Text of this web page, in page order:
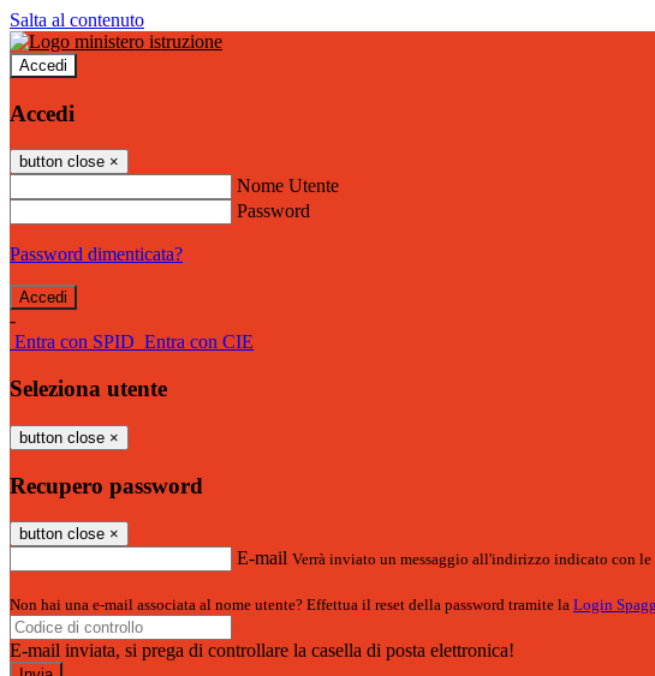
Salta al contenuto
Accedi
Accedi
button close ×
Nome Utente
Password
Password dimenticata?
-
Entra con SPID Entra con CIE
Seleziona utente
button close ×
Recupero password
button close ×
E-mail Verrà inviato un messaggio all'indirizzo indicato con le
Non hai una e-mail associata al nome utente? Effettua il reset della password tramite la Login
E-mail inviata, si prega di controllare la casella di posta elettronica!